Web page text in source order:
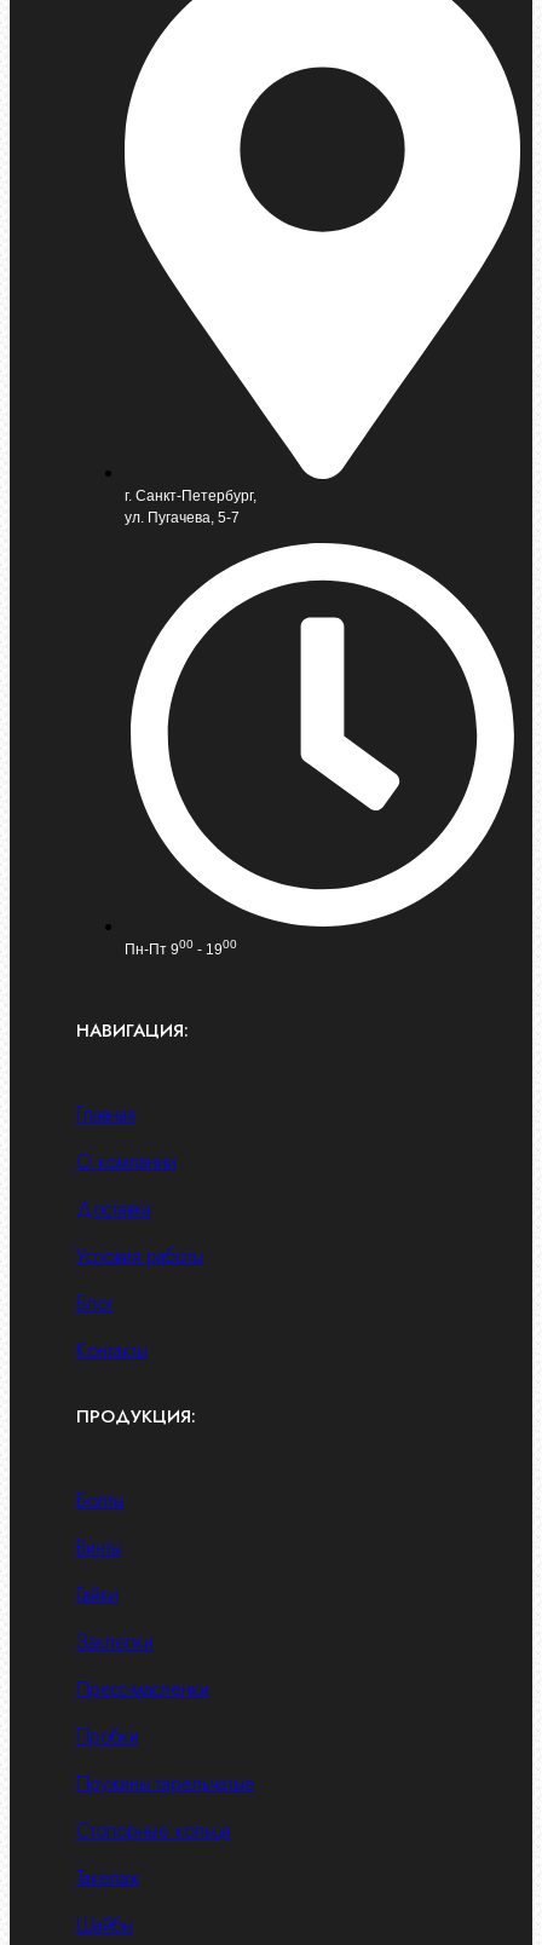
г. Санкт-Петербург,
ул. Пугачева, 5-7
Пн-Пт 900 - 1900
НАВИГАЦИЯ:
Главная
О компании
Доставка
Условия работы
Блог
Контакты
ПРОДУКЦИЯ:
Болты
Винты
Гайки
Заклепки
Пресс-масленки
Пробки
Пружины тарельчатые
Стопорные кольца
Такелаж
Шайбы